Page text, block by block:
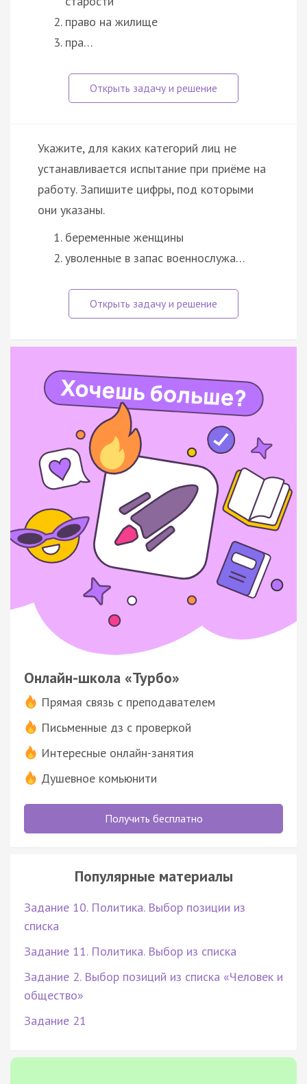
право на жилище
пра…
Укажите, для каких категорий лиц не
устанавливается испытание при приёме на
работу. Запишите цифры, под которыми
они указаны.
беременные женщины
уволенные в запас военнослужа…
Онлайн-школа «Турбо»
Прямая связь с преподавателем
Письменные дз с проверкой
Интересные онлайн-занятия
Душевное комьюнити
Получить бесплатно
Популярные материалы
Задание 10. Политика. Выбор позиции из
списка
Задание 11. Политика. Выбор из списка
Задание 2. Выбор позиций из списка «Человек и
общество»
Задание 21